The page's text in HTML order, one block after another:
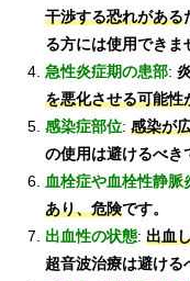
干渉する恐れがある
る方には使用できま
急性炎症期の患部:
を悪化させる可能性
感染症部位: 感染が
の使用は避けるべき
血栓症や血栓性静脈
あり、危険です。
出血性の状態: 出血
超音波治療は避ける